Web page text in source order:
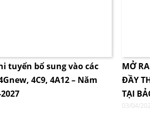
tuyển bổ sung vào các
4C9, 4A12 – Năm
MỞ
ĐẦY
TẠI
03/04/